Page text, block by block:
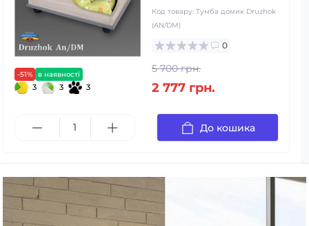
-51% в наявності
3 3 3
Код товару: Тумба домик Druzhok
(AN/DM)
0
5 700 грн.
2 777 грн.
До кошика